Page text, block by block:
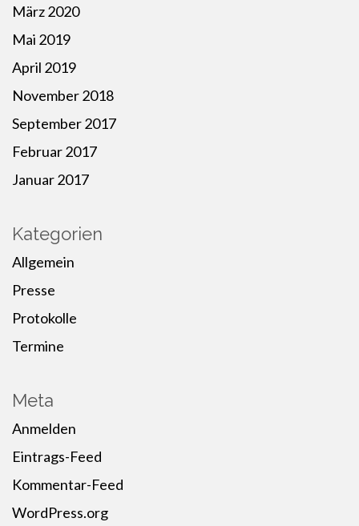
März 2020
Mai 2019
April 2019
November 2018
September 2017
Februar 2017
Januar 2017
Kategorien
Allgemein
Presse
Protokolle
Termine
Meta
Anmelden
Eintrags-Feed
Kommentar-Feed
WordPress.org